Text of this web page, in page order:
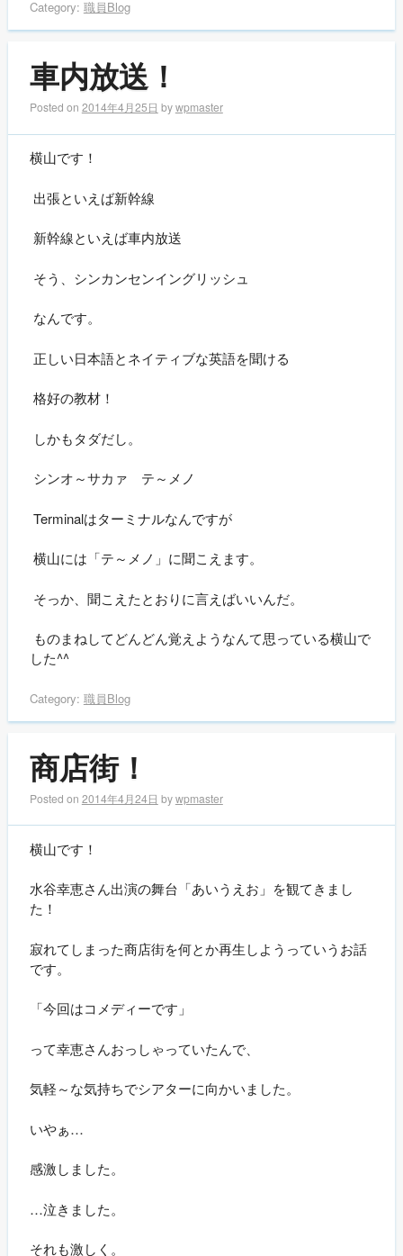
Category: 職員Blog
車内放送！
Posted on 2014年4月25日 bywpmaster
横山です！
出張といえば新幹線
新幹線といえば車内放送
そう、シンカンセンイングリッシュ
なんです。
正しい日本語とネイティブな英語を聞ける
格好の教材！
しかもタダだし。
シンオ～サカァ テ～メノ
Terminalはターミナルなんですが
横山には「テ～メノ」に聞こえます。
そっか、聞こえたとおりに言えばいいんだ。
ものまねしてどんどん覚えようなんて思っている横山で
した^^
Category: 職員Blog
商店街！
Posted on 2014年4月24日 bywpmaster
横山です！
水谷幸恵さん出演の舞台「あいうえお」を観てきまし
た！
寂れてしまった商店街を何とか再生しようっていうお話
です。
「今回はコメディーです」
って幸恵さんおっしゃっていたんで、
気軽～な気持ちでシアターに向かいました。
いやぁ…
感激しました。
…泣きました。
それも激しく。